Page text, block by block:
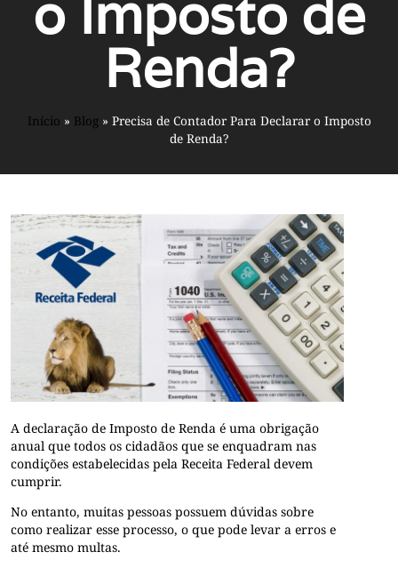
o Imposto de
Renda?
Início » Blog » Precisa de Contador Para Declarar o Imposto
de Renda?
A declaração deImposto de Renda é uma obrigação
anual que todos os cidadãos que se enquadram nas
condições estabelecidas pela Receita Federal devem
cumprir.
No entanto, muitas pessoas possuem dúvidas sobre
como realizar esse processo, o que pode levar a erros e
até mesmo multas.